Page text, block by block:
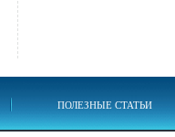
ПОЛЕЗНЫЕ СТАТЬИ